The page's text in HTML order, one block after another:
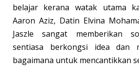
belajar kerana watak utama
Aaron Aziz, Datin Elvina
Jaszle sangat memberikan
sentiasa berkongsi idea dan
bagaimana untuk mencantikkan